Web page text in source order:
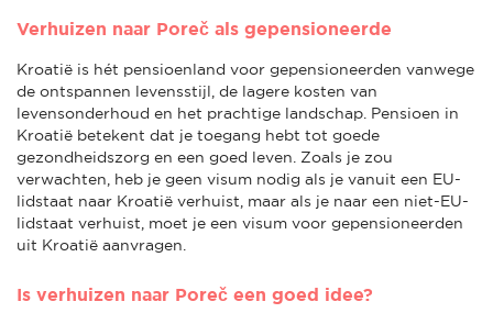
Verhuizen naar Poreč als gepensioneerde
Kroatië is hét pensioenland voor gepensioneerden vanwege
de ontspannen levensstijl, de lagere kosten van
levensonderhoud en het prachtige landschap. Pensioen in
Kroatië betekent dat je toegang hebt tot goede
gezondheidszorg en een goed leven. Zoals je zou
verwachten, heb je geen visum nodig als je vanuit een EU-
lidstaat naar Kroatië verhuist, maar als je naar een niet-EU-
lidstaat verhuist, moet je een visum voor gepensioneerden
uit Kroatië aanvragen.
Is verhuizen naar Poreč een goed idee?